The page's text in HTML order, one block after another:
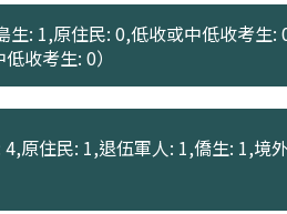
生: 1,原住民: 0,低收或中低收考生:
收考生: 0）
原住民: 1,退伍軍人: 1,僑生: 1,境